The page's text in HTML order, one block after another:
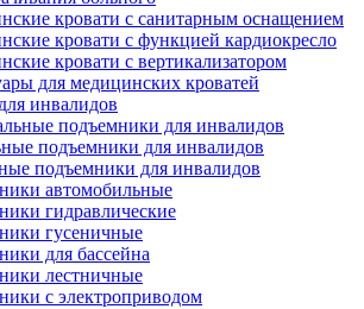
кровати с санитарным оснащением
кровати с функцией кардиокресло
кровати с вертикализатором
для медицинских кроватей
инвалидов
подъемники для инвалидов
подъемники для инвалидов
подъемники для инвалидов
автомобильные
гидравлические
гусеничные
для бассейна
лестничные
с электроприводом